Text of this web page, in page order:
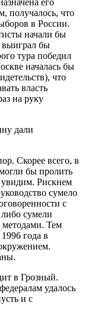
получалось, что
в России.
начали бы
выиграл бы
тура победил
началась бы
что
власть
на руку
дали
Скорее всего, в
бы пролить
увидим. Рискнем
сумело
с
сумели
методами. Тем
года в
в Грозный.
удалось
и с